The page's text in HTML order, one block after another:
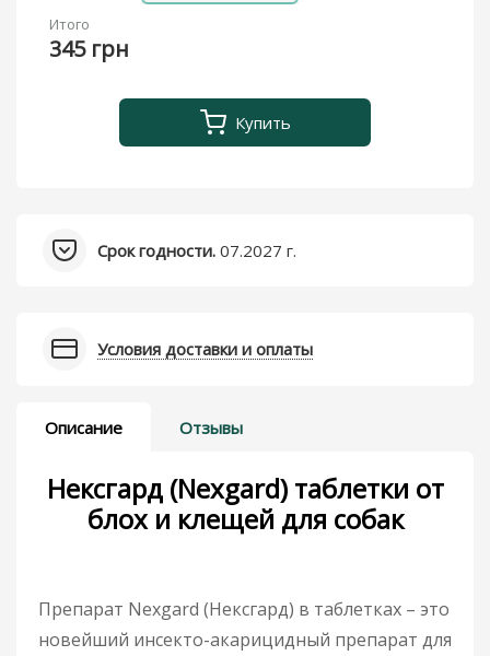
Итого
345 грн
Купить
Срок годности. 07.2027 г.
Условия доставки и оплаты
Описание Отзывы
Нексгард (Nexgard) таблетки от
блох и клещей для собак
Препарат Nexgard (Нексгард) в таблетках – это
новейший инсекто-акарицидный препарат для